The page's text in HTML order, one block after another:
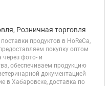
Розничная торговля
продуктов в HoReCa,
покупку оптом
через фото- и
обеспечиваем продукцию
документацией
в Хабаровске, доставка по